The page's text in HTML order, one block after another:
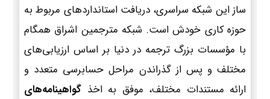
ساز این شبکه سراسری، دریافت استانداردهای مربوط به
حوزه کاری خودش است. شبکه مترجمین اشراق همگام
با مؤسسات بزرگ ترجمه در دنیا بر اساس ارزیابی‌های
مختلف و پس از گذراندن مراحل حسابرسی متعدد و
ارائه مستندات مختلف، موفق به اخذ گواهینامه‌های